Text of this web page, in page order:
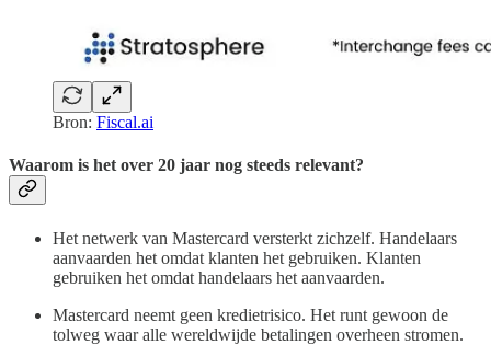
Bron: Fiscal.ai
Waarom is het over 20 jaar nog steeds relevant?
Het netwerk van Mastercard versterkt zichzelf. Handelaars
aanvaarden het omdat klanten het gebruiken. Klanten
gebruiken het omdat handelaars het aanvaarden.
Mastercard neemt geen kredietrisico. Het runt gewoon de
tolweg waar alle wereldwijde betalingen overheen stromen.